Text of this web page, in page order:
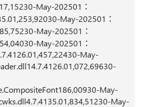
May-202501：
May-202501：
May-202501：
May-202501：
May-
May-
May-